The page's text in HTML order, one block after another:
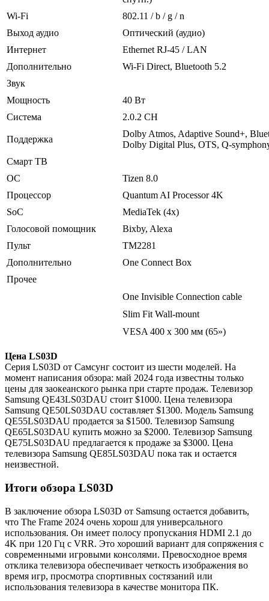
Wi-Fi
802.11 / b / g / n
Выход аудио
Оптический (аудио)
Интернет
Ethernet RJ-45 / LAN
Дополнительно
Wi-Fi Direct, Bluetooth 5.2
Звук
Мощность
40 Вт
Система
2.0.2 CH
Поддержка
Dolby Atmos, Adaptive Sound+,
Dolby Digital Plus, OTS, Q-
Смарт ТВ
ОС
Tizen 8.0
Процессор
Quantum AI Processor 4K
SoC
MediaTek (4x)
Голосовой помощник
Bixby, Alexa
Пульт
TM2281
Дополнительно
One Connect Box
Прочее
One Invisible Connection cable
Slim Fit Wall-mount
VESA 400 x 300 мм (65»)
Цена LS03D
Серия LS03D от Самсунг состоит из шести моделей. На
момент написания обзора: май 2024 года известны только
цены для заокеанского рынка при старте продаж. Телевизор
Samsung QE43LS03DAU стоит $1000. Цена телевизора
Samsung QE50LS03DAU составляет $1300. Модель Samsung
QE55LS03DAU продается за $1500. Телевизор Samsung
QE65LS03DAU купить можно за $2000. Телевизор Samsung
QE75LS03DAU предлагается к продаже за $3000. Цена
телевизора Samsung QE85LS03DAU пока так и остается
неизвестной.
Итоги обзора LS03D
В заключение обзора LS03D от Samsung остается добавить,
что The Frame 2024 очень хорош для универсального
использования. Он имеет полосу пропускания HDMI 2.1 до
4K при 120 Гц с VRR. Это хороший вариант для сопряжения с
современными игровыми консолями. Превосходное время
отклика телевизора обеспечивает четкость изображения во
время игр, просмотра спортивных состязаний или
использования телевизора в качестве монитора ПК.